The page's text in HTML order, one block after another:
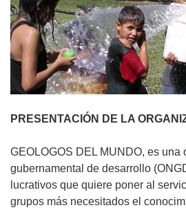
PRESENTACIÓN DE LA
GEOLOGOS DEL MUNDO, es una
gubernamental de desarrollo
lucrativos que quiere poner al
grupos más necesitados el